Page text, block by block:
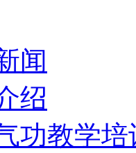
闻
绍
功教学培